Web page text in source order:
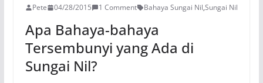
Pete 04/28/2015 1 Comment Bahaya Sungai Nil,Sungai Nil
Apa Bahaya-bahaya
Tersembunyi yang Ada di
Sungai Nil?